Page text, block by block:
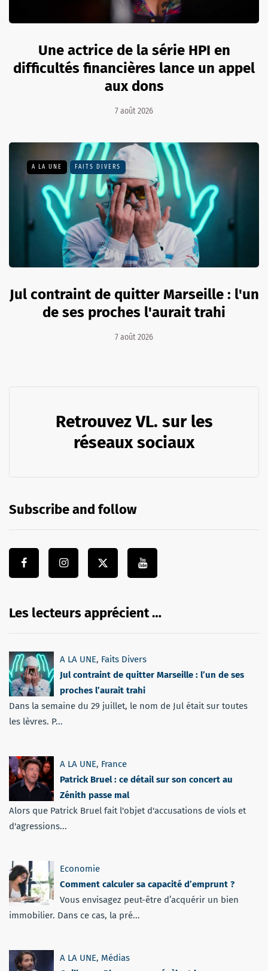
Une actrice de la série HPI en
difficultés financières lance un appel
aux dons
7 août 2026
A LA UNE FAITS DIVERS
Jul contraint de quitter Marseille : l'un
de ses proches l'aurait trahi
7 août 2026
Retrouvez VL. sur les
réseaux sociaux
Subscribe and follow
Les lecteurs apprécient …
A LA UNE, Faits Divers
Jul contraint de quitter Marseille : l’un de ses
proches l’aurait trahi
Dans la semaine du 29 juillet, le nom de Jul était sur toutes
les lèvres. P...
A LA UNE, France
Patrick Bruel : ce détail sur son concert au
Zénith passe mal
Alors que Patrick Bruel fait l'objet d'accusations de viols et
d'agressions...
Economie
Comment calculer sa capacité d’emprunt ?
Vous envisagez peut-être d’acquérir un bien
immobilier. Dans ce cas, la pré...
A LA UNE, Médias